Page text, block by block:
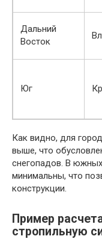
Дальний
Восток
Юг
Как видно, для
выше, что
снегопадов. В южных
минимальны, что
конструкции.
Пример
стропильную